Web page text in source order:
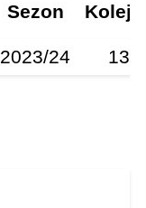
Sezon
2023/24 13